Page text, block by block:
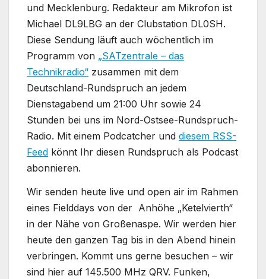
und Mecklenburg. Redakteur am Mikrofon ist
Michael DL9LBG an der Clubstation DL0SH.
Diese Sendung läuft auch wöchentlich im
Programm von „SATzentrale – das
Technikradio“ zusammen mit dem
Deutschland-Rundspruch an jedem
Dienstagabend um 21:00 Uhr sowie 24
Stunden bei uns im Nord-Ostsee-Rundspruch-
Radio. Mit einem Podcatcher und diesem RSS-
Feed könnt Ihr diesen Rundspruch als Podcast
abonnieren.
Wir senden heute live und open air im Rahmen
eines Fielddays von der Anhöhe „Ketelvierth“
in der Nähe von Großenaspe. Wir werden hier
heute den ganzen Tag bis in den Abend hinein
verbringen. Kommt uns gerne besuchen – wir
sind hier auf 145.500 MHz QRV. Funken,